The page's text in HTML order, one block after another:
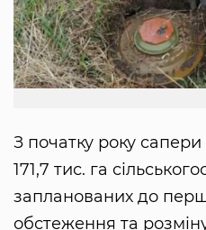
З початку року
171,7 тис. га
запланованих до
обстеження та